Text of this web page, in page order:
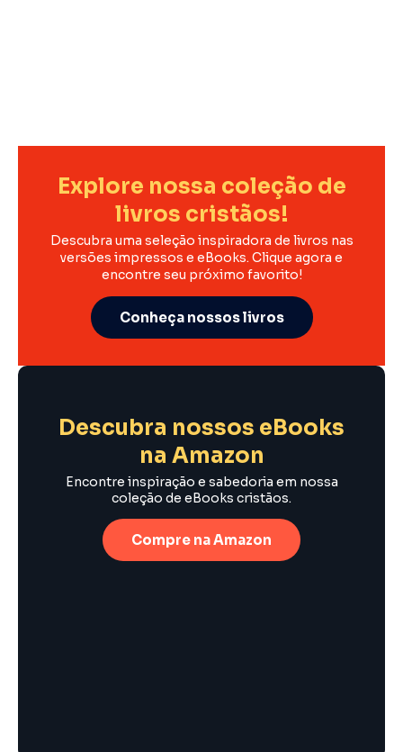
Explore nossa coleção de
livros cristãos!
Descubra uma seleção inspiradora de livros nas
versões impressos e eBooks. Clique agora e
encontre seu próximo favorito!
Conheça nossos livros
Descubra nossos eBooks
na Amazon
Encontre inspiração e sabedoria em nossa
coleção de eBooks cristãos.
Compre na Amazon